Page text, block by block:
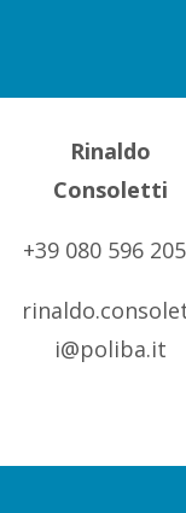
Rinaldo
Consoletti
+39 080 596
i@poliba.it